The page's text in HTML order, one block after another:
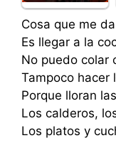
Cosa que me
Es llegar a la
No puedo colar
Tampoco hacer
Porque lloran
Los calderos,
Los platos y